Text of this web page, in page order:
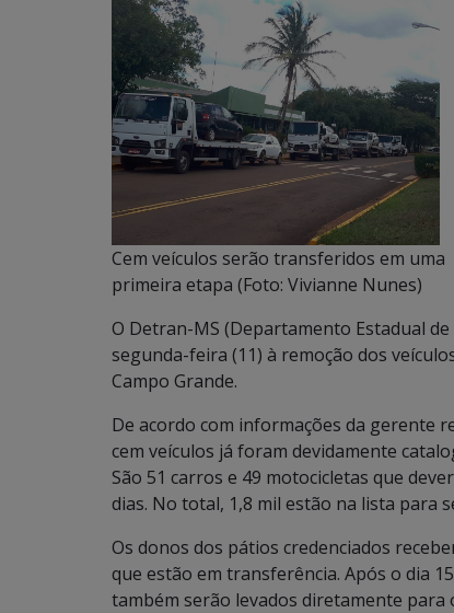
Cem veículos serão transferidos em uma
primeira etapa (Foto: Vivianne Nunes)
O Detran-MS (Departamento Estadual
segunda-feira (11) à remoção dos
Campo Grande.
De acordo com informações da gerente
cem veículos já foram devidamente
São 51 carros e 49 motocicletas que
dias. No total, 1,8 mil estão na lista para
Os donos dos pátios credenciados
que estão em transferência. Após o dia
também serão levados diretamente para